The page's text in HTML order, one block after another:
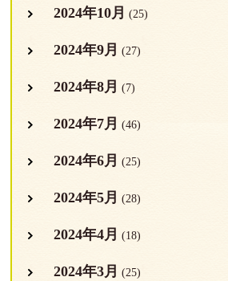
2024年10月 (25)
2024年9月 (27)
2024年8月 (7)
2024年7月 (46)
2024年6月 (25)
2024年5月 (28)
2024年4月 (18)
2024年3月 (25)